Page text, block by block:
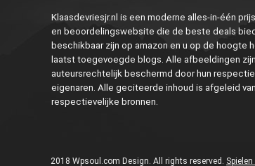
Klaasdevriesjr.nl is een moderne alles-in-één
en beoordelingswebsite die de beste deals
beschikbaar zijn op amazon en u op de hoogte
laatst toegevoegde blogs. Alle afbeeldingen zijn
auteursrechtelijk beschermd door hun
eigenaren. Alle geciteerde inhoud is afgeleid
respectievelijke bronnen.
2018 Wpsoul.com Design. All rights reserved.